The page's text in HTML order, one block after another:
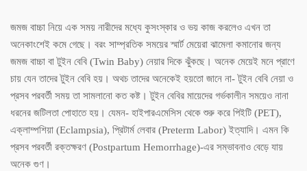
জমজ বাচ্চা নিয়ে এক সময় নারীদের মধ্যে কুসংস্কার ও ভয় কাজ করলেও এখন তা
অনেকাংশেই কমে গেছে। বরং সাম্প্রতিক সময়ের স্মার্ট মেয়েরা ঝামেলা কমানোর জন্য
জমজ বাচ্চা বা টুইন বেবি (Twin Baby) নেয়ার দিকে ঝুঁকছে। অনেক মেয়েই মনে প্রাণে
চায় যেন তাদের টুইন বেবি হয়। অথচ তাদের অনেকেই হয়তো জানে না- টুইন বেবি নেয়া ও
প্রসব পরবর্তী সময় তা সামলানো কত কষ্ট। টুইন বেবির মায়েদের গর্ভকালীন সময়েও নানা
ধরনের জটিলতা পোহাতে হয়। যেমন- হাইপারএমেসিস থেকে শুরু করে পিইটি (PET),
এক্লাম্পশিয়া (Eclampsia), প্রিটার্ম লেবার (Preterm Labor) ইত্যাদি। এমন কি
প্রসব পরবর্তী রক্তক্ষরণ (Postpartum Hemorrhage)-এর সম্ভাবনাও বেড়ে যায়
অনেক গুণ।